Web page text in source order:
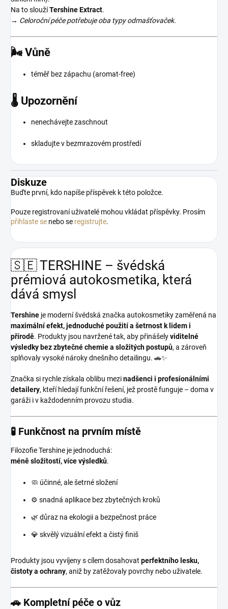
Na to sloužíTershine Extract.
→ Celoroční péče potřebuje oba typy odmašťovaček.
🌬️ Vůně
téměř bez zápachu (aromat-free)
🌡️ Upozornění
nenechávejte zaschnout
skladujte v bezmrazovém prostředí
Diskuze
Buďte první, kdo napíše příspěvek k této položce.
Pouze registrovaní uživatelé mohou vkládat příspěvky. Prosím
přihlaste se nebo se registrujte.
🇸🇪 TERSHINE – švédská
prémiová autokosmetika, která
dává smysl
Tershine je moderní švédská značka autokosmetiky zaměřená na
maximální efekt, jednoduché použití a šetrnost k lidem i
přírodě. Produkty jsou navržené tak, aby přinášelyviditelné
výsledky bez zbytečné chemie a složitých postupů, a zároveň
splňovaly vysoké nároky dnešního detailingu. 🚗✨
Značka si rychle získala oblibu mezinadšenci i profesionálními
detailery, kteří hledají funkční řešení, jež prostě funguje – doma v
garáži i v každodenním provozu studia.
🧪 Funkčnost na prvním místě
Filozofie Tershine je jednoduchá:
méně složitostí, více výsledků.
🧼 účinné, ale šetrné složení
⚙️ snadná aplikace bez zbytečných kroků
🌿 důraz na ekologii a bezpečnost práce
💎 skvělý vizuální efekt a čistý finiš
Produkty jsou vyvíjeny s cílem dosahovat perfektního lesku,
čistoty a ochrany, aniž by zatěžovaly povrchy nebo uživatele.
🚗 Kompletní péče o vůz